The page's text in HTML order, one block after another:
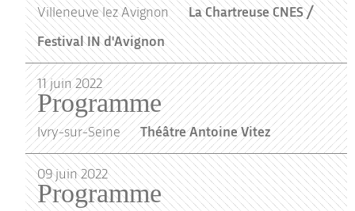
Villeneuve lez Avignon
La Chartreuse CNES /
Festival IN d'Avignon
11juin2022
Programme
Ivry-sur-Seine Théâtre Antoine Vitez
09juin2022
Programme